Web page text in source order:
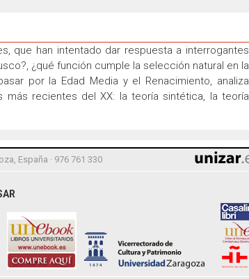
que han intentado dar respuesta a interrogantes
¿qué función cumple la selección natural en la
por la Edad Media y el Renacimiento, analiza
recientes del XX: la teoría sintética, la teoría
España · 976 761 330